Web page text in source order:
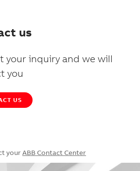
us
your inquiry and we will
you
US
your ABB Contact Center